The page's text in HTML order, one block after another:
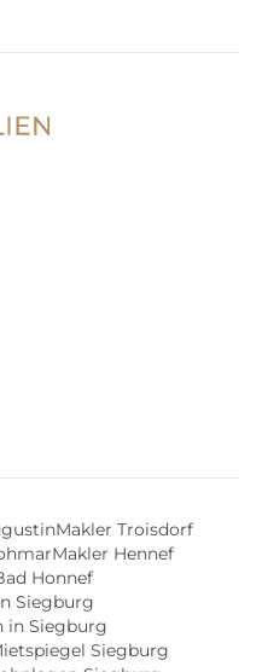
Makler Troisdorf
Makler Hennef
Honnef
Siegburg
in Siegburg
Siegburg